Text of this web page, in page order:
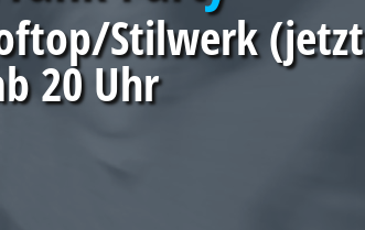
Stilwerk (jetzt
20 Uhr